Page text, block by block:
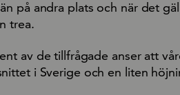
på andra plats och när det
trea.
av de tillfrågade anser att
i Sverige och en liten